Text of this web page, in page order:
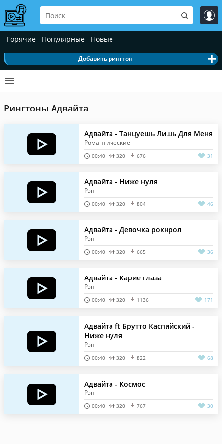
Горячие Популярные Новые
Добавить рингтон
Рингтоны Адвайта
Адвайта - Танцуешь Лишь Для Меня
Романтические
00:40 320 676 31
Адвайта - Ниже нуля
Рэп
00:40 320 804 46
Адвайта - Девочка рокнрол
Рэп
00:40 320 665 36
Адвайта - Карие глаза
Рэп
00:40 320 1136 171
Адвайта ft Брутто Каспийский -
Ниже нуля
Рэп
00:40 320 822 68
Адвайта - Космос
Рэп
00:40 320 767 30